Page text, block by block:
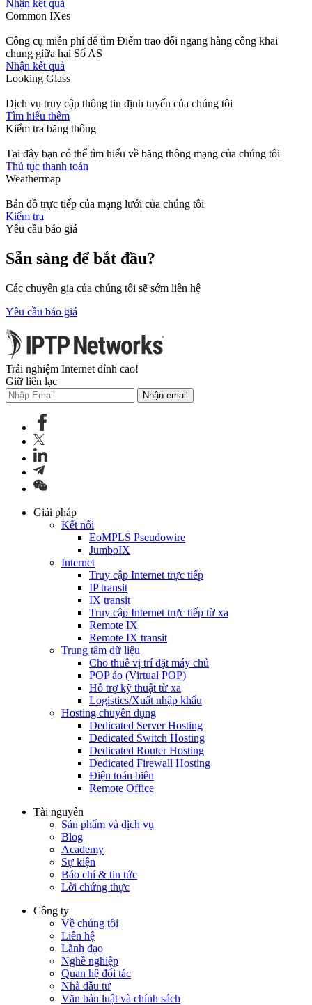
Nhận kết quả
Common IXes
Công cụ miễn phí để tìm Điểm trao đổi ngang hàng công khai
chung giữa hai Số AS
Nhận kết quả
Looking Glass
Dịch vụ truy cập thông tin định tuyến của chúng tôi
Tìm hiểu thêm
Kiểm tra băng thông
Tại đây bạn có thể tìm hiểu về băng thông mạng của chúng tôi
Thủ tục thanh toán
Weathermap
Bản đồ trực tiếp của mạng lưới của chúng tôi
Kiểm tra
Yêu cầu báo giá
Sẵn sàng để bắt đầu?
Các chuyên gia của chúng tôi sẽ sớm liên hệ
Yêu cầu báo giá
Trải nghiệm Internet đỉnh cao!
Giữ liên lạc
Nhận email
Giải pháp
Kết nối
EoMPLS Pseudowire
JumboIX
Internet
Truy cập Internet trực tiếp
IP transit
IX transit
Truy cập Internet trực tiếp từ xa
Remote IX
Remote IX transit
Trung tâm dữ liệu
Cho thuê vị trí đặt máy chủ
POP ảo (Virtual POP)
Hỗ trợ kỹ thuật từ xa
Logistics/Xuất nhập khẩu
Hosting chuyên dụng
Dedicated Server Hosting
Dedicated Switch Hosting
Dedicated Router Hosting
Dedicated Firewall Hosting
Điện toán biên
Remote Office
Tài nguyên
Sản phẩm và dịch vụ
Blog
Academy
Sự kiện
Báo chí & tin tức
Lời chứng thực
Công ty
Về chúng tôi
Liên hệ
Lãnh đạo
Nghề nghiệp
Quan hệ đối tác
Nhà đầu tư
Văn bản luật và chính sách